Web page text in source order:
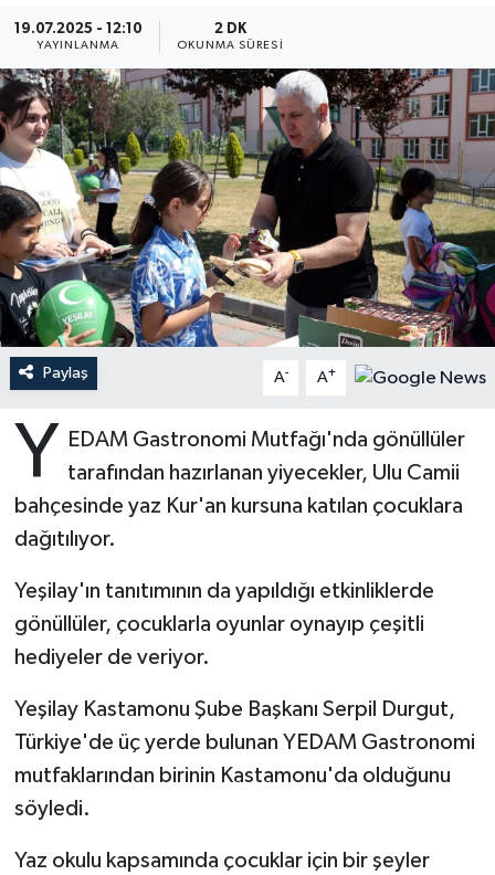
19.07.2025 - 12:10
YAYINLANMA
2 DK
OKUNMA SÜRESI
Paylaş A- A+
Y
EDAM Gastronomi Mutfağı'nda gönüllüler
tarafından hazırlanan yiyecekler, Ulu Camii
bahçesinde yaz Kur'an kursuna katılan çocuklara
dağıtılıyor.
Yeşilay'ın tanıtımının da yapıldığı etkinliklerde
gönüllüler, çocuklarla oyunlar oynayıp çeşitli
hediyeler de veriyor.
Yeşilay Kastamonu Şube Başkanı Serpil Durgut,
Türkiye'de üç yerde bulunan YEDAM Gastronomi
mutfaklarından birinin Kastamonu'da olduğunu
söyledi.
Yaz okulu kapsamında çocuklar için bir şeyler
Antalya Müftülüğü
Ardahan Müftülüğü
Artvin Müftülüğü
Aydın Müftülüğü
Balıkesir Müftülüğü
Bartın Müftülüğü
Bayburt Müftülüğü
Bilecik Müftülüğü
Bitlis Müftülüğü
Burdur Müftülüğü
Bursa Müftülüğü
Çanakkale Müftülüğü
Hadislerle İslam
Kudüs
Kurban
Mukabele
Peygamberimizin Hayatı
Ramazan
Zekat
TDV
Hutbeler
DİYANET AKADEMİ
DİYANET GENÇLİK
DİYANET RADYO/TV
DEPREM
Eğitim
Kültür-Sanat
Sağlık
Ekonomi
Duyurular
Podcast
Haber Arşivi